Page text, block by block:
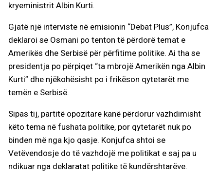
kryeministrit Albin Kurti.
Gjatë një interviste në emisionin “Debat Plus”, Konjufca
deklaroi se Osmani po tenton të përdorë temat e
Amerikës dhe Serbisë për përfitime politike. Ai tha se
presidentja po përpiqet “ta mbrojë Amerikën nga Albin
Kurti” dhe njëkohësisht po i frikëson qytetarët me
temën e Serbisë.
Sipas tij, partitë opozitare kanë përdorur vazhdimisht
këto tema në fushata politike, por qytetarët nuk po
binden më nga kjo qasje. Konjufca shtoi se
Vetëvendosje do të vazhdojë me politikat e saj pa u
ndikuar nga deklaratat politike të kundërshtarëve.